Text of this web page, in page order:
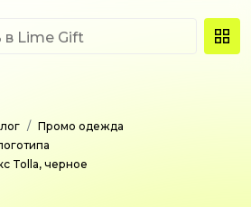
Промо одежда
Tolla, черное